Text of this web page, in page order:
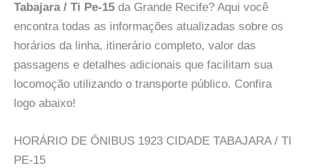
Tabajara / Ti Pe-15 da Grande Recife? Aqui você
encontra todas as informações atualizadas sobre os
horários da linha, itinerário completo, valor das
passagens e detalhes adicionais que facilitam sua
locomoção utilizando o transporte público. Confira
logo abaixo!
HORÁRIO DE ÔNIBUS 1923 CIDADE TABAJARA / TI
PE-15